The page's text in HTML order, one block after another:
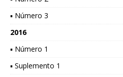
▪ Número 3
2016
▪ Número 1
▪ Suplemento 1